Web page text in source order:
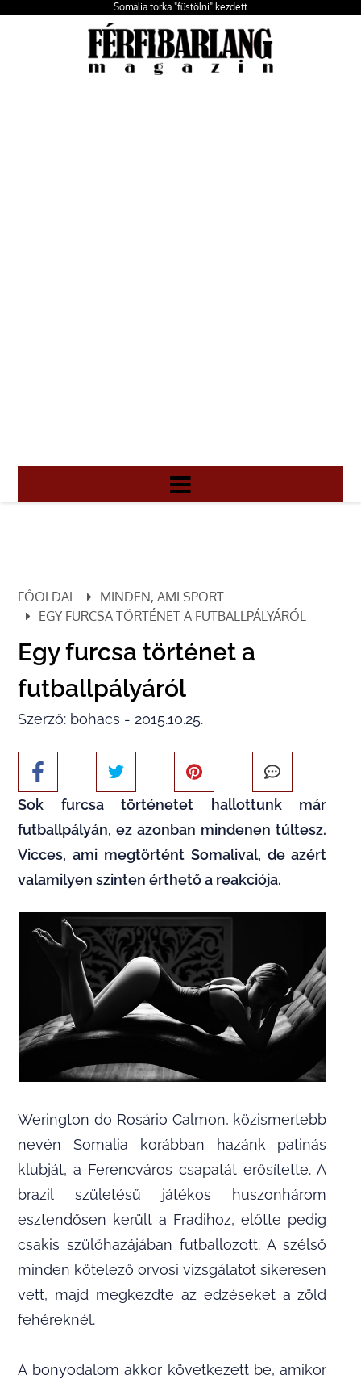
Somalia torka "füstölni" kezdett
FŐOLDAL
MINDEN, AMI SPORT
EGY FURCSA TÖRTÉNET A FUTBALLPÁLYÁRÓL
Egy furcsa történet a
futballpályáról
Szerző: bohacs - 2015.10.25.
Sok furcsa történetet hallottunk már
futballpályán, ez azonban mindenen túltesz.
Vicces, ami megtörtént Somalival, de azért
valamilyen szinten érthető a reakciója.
Werington do Rosário Calmon, közismertebb
nevén Somalia korábban hazánk patinás
klubját, a Ferencváros csapatát erősítette. A
brazil születésű játékos huszonhárom
esztendősen került a Fradihoz, előtte pedig
csakis szülőhazájában futballozott. A szélső
minden kötelező orvosi vizsgálatot sikeresen
vett, majd megkezdte az edzéseket a zöld
fehéreknél.
A bonyodalom akkor következett be, amikor